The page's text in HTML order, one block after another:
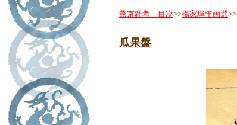
燕京雑考 目次>>楊家埠年画選>>
瓜果盤